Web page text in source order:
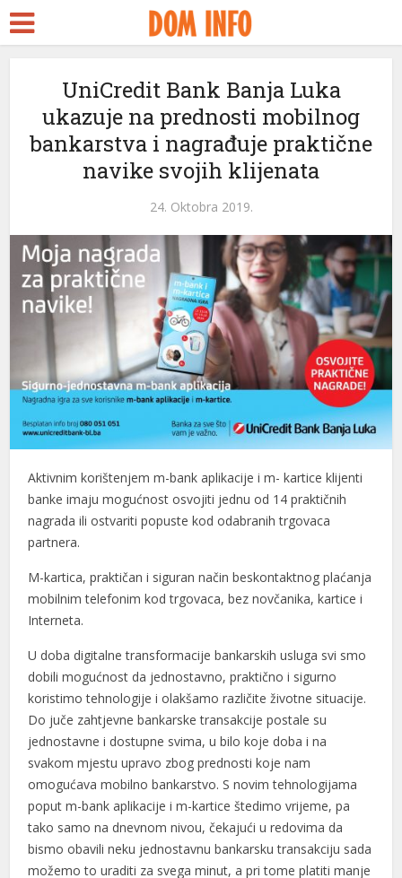
UniCredit Bank Banja Luka
ukazuje na prednosti mobilnog
bankarstva i nagrađuje praktične
navike svojih klijenata
24. Oktobra 2019.
Aktivnim korištenjem m-bank aplikacije i m- kartice klijenti
banke imaju mogućnost osvojiti jednu od 14 praktičnih
nagrada ili ostvariti popuste kod odabranih trgovaca
partnera.
M-kartica, praktičan i siguran način beskontaktnog plaćanja
mobilnim telefonim kod trgovaca, bez novčanika, kartice i
Interneta.
U doba digitalne transformacije bankarskih usluga svi smo
dobili mogućnost da jednostavno, praktično i sigurno
koristimo tehnologije i olakšamo različite životne situacije.
Do juče zahtjevne bankarske transakcije postale su
jednostavne i dostupne svima, u bilo koje doba i na
svakom mjestu upravo zbog prednosti koje nam
omogućava mobilno bankarstvo. S novim tehnologijama
poput m-bank aplikacije i m-kartice štedimo vrijeme, pa
tako samo na dnevnom nivou, čekajući u redovima da
bismo obavili neku jednostavnu bankarsku transakciju sada
možemo to uraditi za svega minut, a pri tome platiti manje